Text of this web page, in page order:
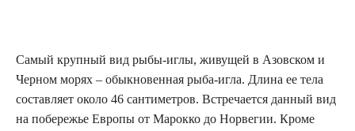
Самый крупный вид рыбы-иглы, живущей в Азовском и
Черном морях – обыкновенная рыба-игла. Длина ее тела
составляет около 46 сантиметров. Встречается данный вид
на побережье Европы от Марокко до Норвегии. Кроме